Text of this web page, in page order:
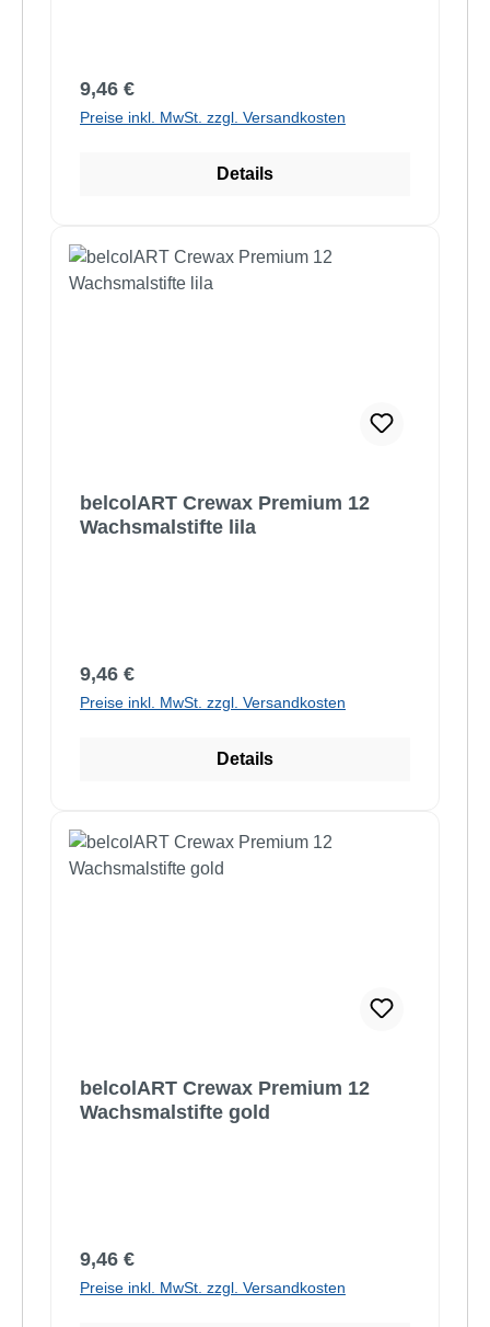
Regulärer Preis:
9,46 €
Preise inkl. MwSt. zzgl. Versandkosten
Details
belcolART Crewax Premium 12
Wachsmalstifte lila
Regulärer Preis:
9,46 €
Preise inkl. MwSt. zzgl. Versandkosten
Details
belcolART Crewax Premium 12
Wachsmalstifte gold
Regulärer Preis:
9,46 €
Preise inkl. MwSt. zzgl. Versandkosten